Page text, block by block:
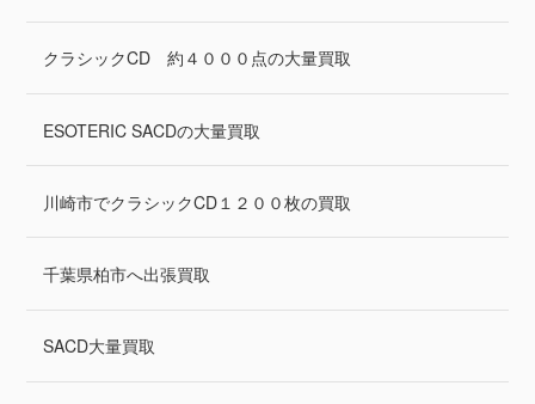
クラシックCD 約４０００点の大量買取
ESOTERIC SACDの大量買取
川崎市でクラシックCD１２００枚の買取
千葉県柏市へ出張買取
SACD大量買取